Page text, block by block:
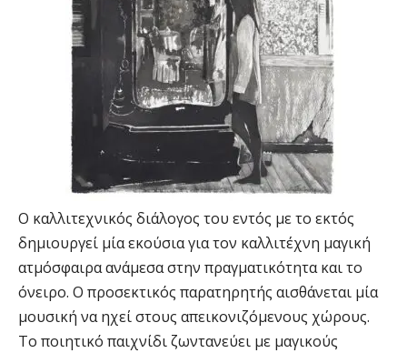
Ο καλλιτεχνικός διάλογος του εντός με το εκτός
δημιουργεί μία εκούσια για τον καλλιτέχνη μαγική
ατμόσφαιρα ανάμεσα στην πραγματικότητα και το
όνειρο. Ο προσεκτικός παρατηρητής αισθάνεται μία
μουσική να ηχεί στους απεικονιζόμενους χώρους.
Το ποιητικό παιχνίδι ζωντανεύει με μαγικούς